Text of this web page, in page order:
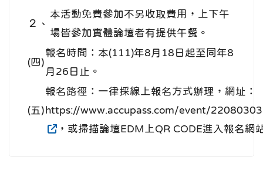
２、
本活動免費參加不另收取費用，上下午
場皆參加實體論壇者有提供午餐。
(四)
報名時間：本(111)年8月18日起至同年8
月26日止。
(五)
報名路徑：一律採線上報名方式辦理，網址：
https://www.accupass.com/event/
，或掃描論壇EDM上QR CODE進入報名網